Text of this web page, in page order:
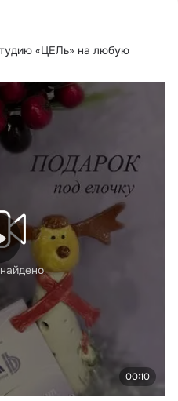
«ЦЕЛь» на любую
00:10